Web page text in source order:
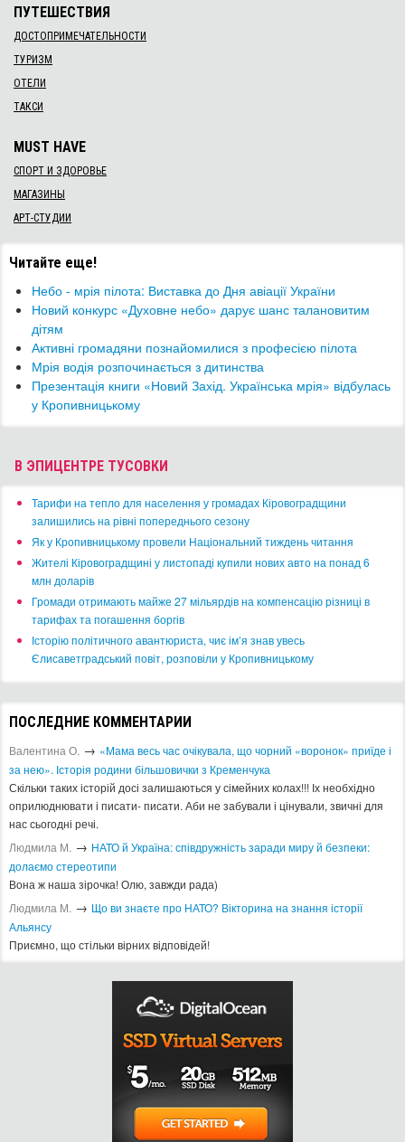
ПУТЕШЕСТВИЯ
ДОСТОПРИМЕЧАТЕЛЬНОСТИ
ТУРИЗМ
ОТЕЛИ
ТАКСИ
MUST HAVE
СПОРТ И ЗДОРОВЬЕ
МАГАЗИНЫ
АРТ-СТУДИИ
Читайте еще!
Небо - мрія пілота: Виставка до Дня авіації України
Новий конкурс «Духовне небо» дарує шанс талановитим
дітям
Активні громадяни познайомилися з професією пілота
Мрія водія розпочинається з дитинства
​Презентація книги «Новий Захід. Українська мрія» відбулась
у Кропивницькому
В ЭПИЦЕНТРЕ ТУСОВКИ
​Тарифи на тепло для населення у громадах Кіровоградщини
залишились на рівні попереднього сезону
​Як у Кропивницькому провели Національний тиждень читання
​Жителі Кіровоградщині у листопаді купили нових авто на понад 6
млн доларів
​Громади отримають майже 27 мільярдів на компенсацію різниці в
тарифах та погашення боргів
Історію політичного авантюриста, чиє ім’я знав увесь
Єлисаветградський повіт, розповіли у Кропивницькому
ПОСЛЕДНИЕ КОММЕНТАРИИ
Валентина О. → «Мама весь час очікувала, що чорний «воронок» приїде і
за нею». Історія родини більшовички з Кременчука
Скільки таких історій досі залишаються у сімейних колах!!! Іх необхідно
оприлюднювати і писати- писати. Аби не забували і цінували, звичні для
нас сьогодні речі.
Людмила М. → ​НАТО й Україна: співдружність заради миру й безпеки:
долаємо стереотипи
Вона ж наша зірочка! Олю, завжди рада)
Людмила М. → Що ви знаєте про НАТО? Вікторина на знання історії
Альянсу ​
Приємно, що стільки вірних відповідей!